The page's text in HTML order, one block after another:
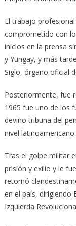
El trabajo
comprometido con
inicios en la prensa
y Yungay, y más
Siglo, órgano oficial
Posteriormente, fue
1965 fue uno de los
devino tribuna del
nivel latinoamericano.
Tras el golpe militar
prisión y exilio y le
retornó
en el país, dirigiendo
Izquierda